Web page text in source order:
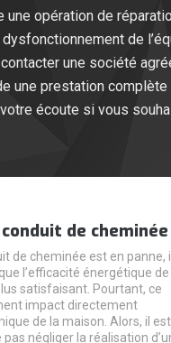
opération de
de
une société
une prestation
écoute si vous
de cheminée
de cheminée est en panne, il
l’efficacité énergétique de
satisfaisant. Pourtant, ce
impact directement
de la maison. Alors, il est
négliger la réalisation